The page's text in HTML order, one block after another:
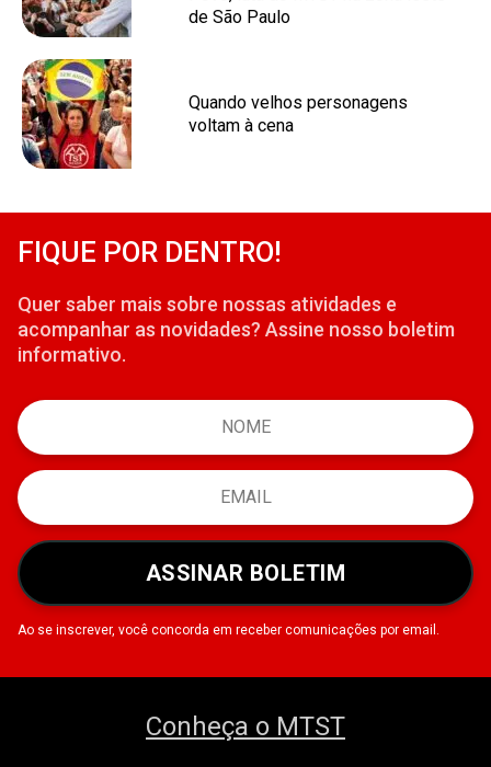
de São Paulo
Quando velhos personagens
voltam à cena
FIQUE POR DENTRO!
Quer saber mais sobre nossas atividades e
acompanhar as novidades? Assine nosso boletim
informativo.
ASSINAR BOLETIM
Ao se inscrever, você concorda em receber comunicações por email.
Conheça o MTST